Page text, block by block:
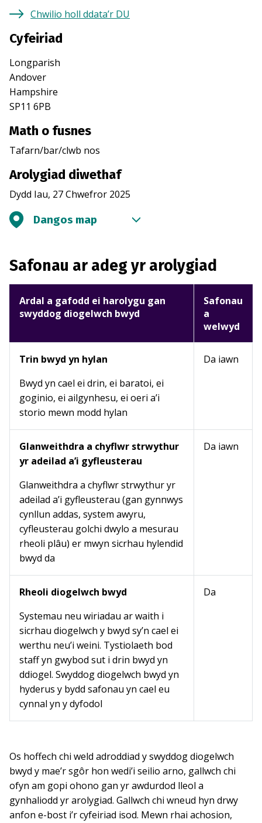
Chwilio holl ddata’r DU
Cyfeiriad
Longparish
Andover
Hampshire
SP11 6PB
Math o fusnes
Tafarn/bar/clwb nos
Arolygiad diwethaf
Dydd Iau, 27 Chwefror 2025
Dangos map
Safonau ar adeg yr arolygiad
Ardal a gafodd ei harolygu gan
swyddog diogelwch bwyd
Safonau
a
welwyd
Trin bwyd yn hylan
Bwyd yn cael ei drin, ei baratoi, ei
goginio, ei ailgynhesu, ei oeri a’i
storio mewn modd hylan
Da iawn
Glanweithdra a chyflwr strwythur
yr adeilad a’i gyfleusterau
Glanweithdra a chyflwr strwythur yr
adeilad a’i gyfleusterau (gan gynnwys
cynllun addas, system awyru,
cyfleusterau golchi dwylo a mesurau
rheoli plâu) er mwyn sicrhau hylendid
bwyd da
Da iawn
Rheoli diogelwch bwyd
Systemau neu wiriadau ar waith i
sicrhau diogelwch y bwyd sy’n cael ei
werthu neu’i weini. Tystiolaeth bod
staff yn gwybod sut i drin bwyd yn
ddiogel. Swyddog diogelwch bwyd yn
hyderus y bydd safonau yn cael eu
cynnal yn y dyfodol
Da
Os hoffech chi weld adroddiad y swyddog diogelwch
bwyd y mae’r sgôr hon wedi’i seilio arno, gallwch chi
ofyn am gopi ohono gan yr awdurdod lleol a
gynhaliodd yr arolygiad. Gallwch chi wneud hyn drwy
anfon e-bost i’r cyfeiriad isod. Mewn rhai achosion,